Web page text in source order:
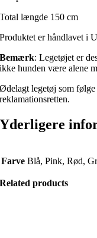
Total længde 150 cm
Produktet er håndlavet i
Bemærk: Legetøjet er
ikke hunden være alene
Ødelagt legetøj som
reklamationsretten.
Yderligere
Farve Blå, Pink, Rød,
Related products